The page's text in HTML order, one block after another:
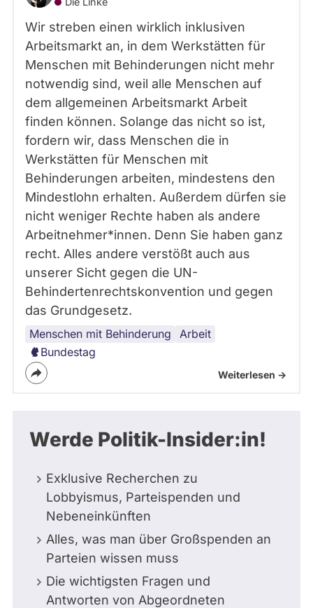
Wir streben einen wirklich inklusiven
Arbeitsmarkt an, in dem Werkstätten für
Menschen mit Behinderungen nicht mehr
notwendig sind, weil alle Menschen auf
dem allgemeinen Arbeitsmarkt Arbeit
finden können. Solange das nicht so ist,
fordern wir, dass Menschen die in
Werkstätten für Menschen mit
Behinderungen arbeiten, mindestens den
Mindestlohn erhalten. Außerdem dürfen sie
nicht weniger Rechte haben als andere
Arbeitnehmer*innen. Denn Sie haben ganz
recht. Alles andere verstößt auch aus
unserer Sicht gegen die UN-
Behindertenrechtskonvention und gegen
das Grundgesetz.
Menschen mit Behinderung
Arbeit
Bundestag
Weiterlesen ->
Werde Politik-Insider:in!
Exklusive Recherchen zu
Lobbyismus, Parteispenden und
Nebeneinkünften
Alles, was man über Großspenden an
Parteien wissen muss
Die wichtigsten Fragen und
Antworten von Abgeordneten